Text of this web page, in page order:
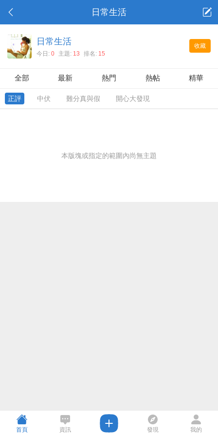
日常生活
收藏
日常生活
今日: 0 主題: 13 排名: 15
全部 最新 熱門 熱帖 精華
正評 中伏 難分真與假 開心大發現
本版塊或指定的範圍內尚無主題
首頁 資訊 發現 我的